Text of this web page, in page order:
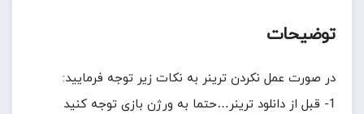
توضیحات
در صورت عمل نکردن ترینر به نکات زیر توجه فرمایید:
1- قبل از دانلود ترینر…حتما به ورژن بازی توجه کنید